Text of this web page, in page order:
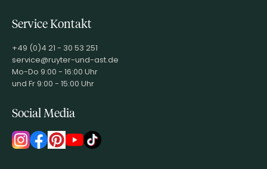
Service Kontakt
+49 (0)4 21 - 30 53 251
service@ruyter-und-ast.de
Mo-Do 9:00 - 16:00 Uhr
und Fr 9:00 - 15:00 Uhr
Social Media